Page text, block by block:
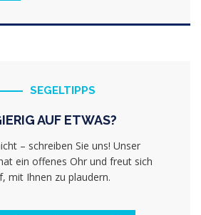
SEGELTIPPS
AUF ETWAS?
– schreiben Sie uns! Unser
ein offenes Ohr und freut sich
mit Ihnen zu plaudern.